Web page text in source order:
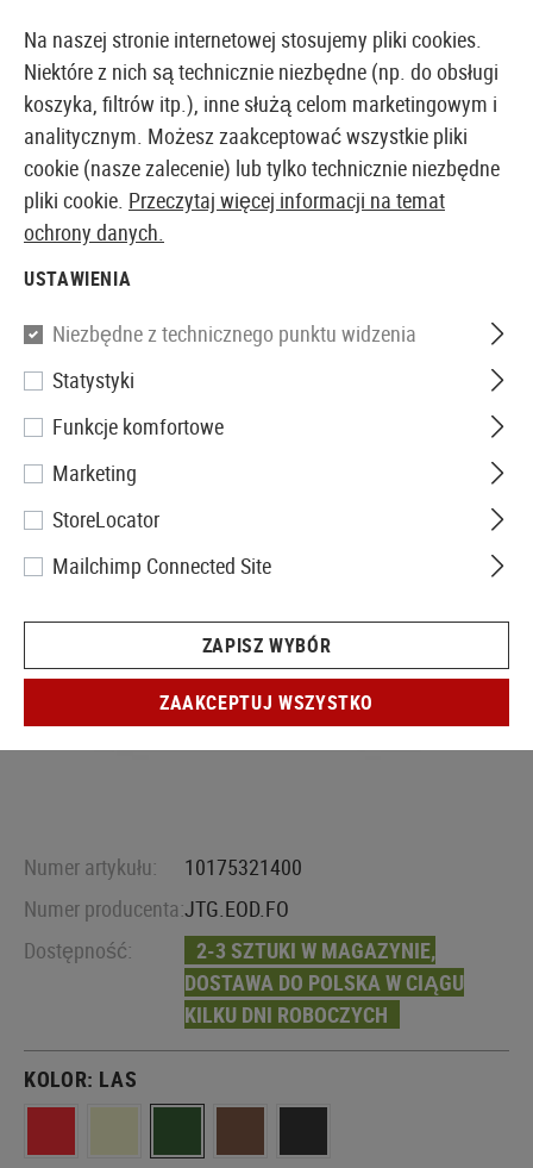
EUROPEJSKI AIRSOFT SKLEP I HURTOWNIA
Strona główna
EOD Rubber Patch
Numer artykułu:
10175321400
Numer producenta:JTG.EOD.FO
Dostępność:
2-3 SZTUKI W MAGAZYNIE,
DOSTAWA DO POLSKA W CIĄGU
KILKU DNI ROBOCZYCH
KOLOR: LAS
Na naszej stronie internetowej stosujemy pliki cookies.
Niektóre z nich są technicznie niezbędne (np. do obsługi
koszyka, filtrów itp.), inne służą celom marketingowym i
analitycznym. Możesz zaakceptować wszystkie pliki
cookie (nasze zalecenie) lub tylko technicznie niezbędne
pliki cookie. Przeczytaj więcej informacji na temat
ochrony danych.
USTAWIENIA
Niezbędne z technicznego punktu widzenia
Statystyki
Funkcje komfortowe
Marketing
StoreLocator
Mailchimp Connected Site
ZAPISZ WYBÓR
ZAAKCEPTUJ WSZYSTKO